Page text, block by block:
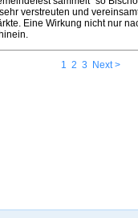
verstreuten und
Eine Wirkung nicht nur
1 2 3
Next >